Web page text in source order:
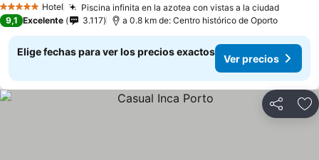
5 Estrellas Hotel Piscina infinita en la azotea con vistas a la ciudad
9,1 Excelente 3.117 a 0.8 km de: Centro histórico de Oporto
Elige fechas para ver los precios exactos
Ver precios
Compartir